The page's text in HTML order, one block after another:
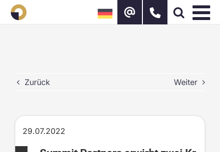
Zum
Inhalt
springen
Zurück Weiter
29.07.2022